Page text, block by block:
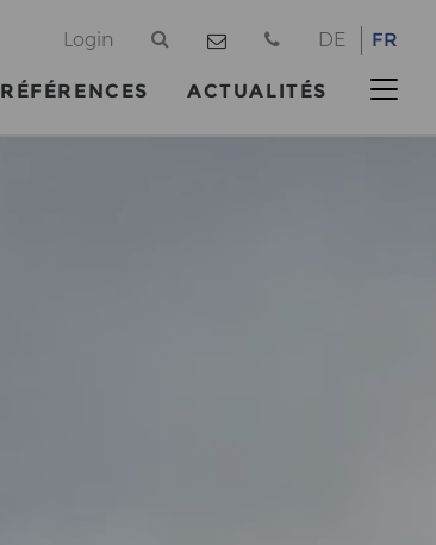
DE FR
Login
RÉFÉRENCES ACTUALITÉS